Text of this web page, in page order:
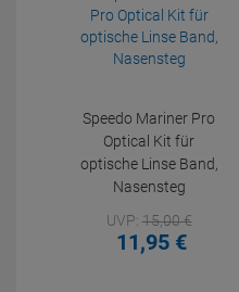
Speedo Mariner Pro
Optical Kit für
optische Linse Band,
Nasensteg
UVP:15,00€
11,95 €